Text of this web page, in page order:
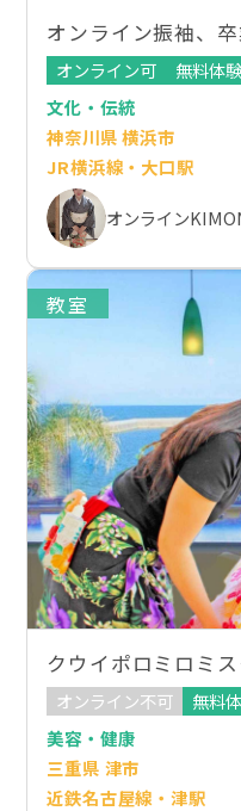
オンライン振袖、
オンライン可
無料体
文化・伝統
神奈川県 横浜市
JR横浜線・大口駅
オンライン
教室
クウイポロミロミ
オンライン不可
無料
美容・健康
三重県 津市
近鉄名古屋線・津駅